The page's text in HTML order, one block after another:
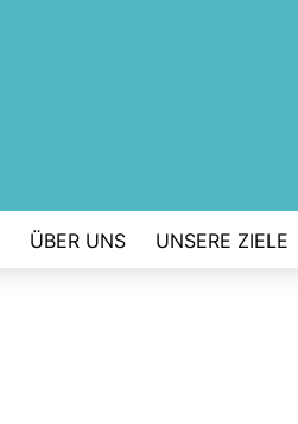
ÜBER UNS UNSERE ZIELE